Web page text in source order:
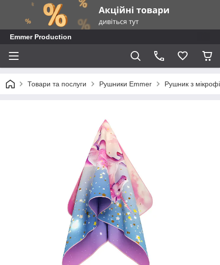
Emmer Production
Товари та послуги Рушники Emmer Рушник з